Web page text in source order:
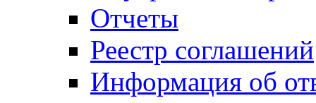
Отчеты
Реестр соглашений
Информация об